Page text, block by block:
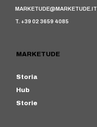
MARKETUDE@MARKETUDE.IT
T. +39 02 3659 4085
MARKETUDE
Storia
Hub
Storie